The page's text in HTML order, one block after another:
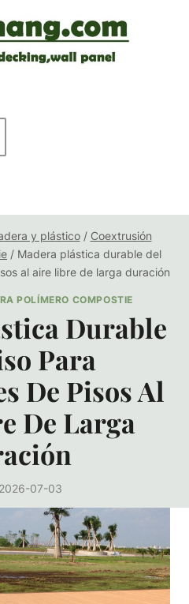
y plástico / Coextrusión
/ Madera plástica durable del
al aire libre de larga duración
POLÍMERO COMPOSTIE
Durable
Para
De Pisos Al
De Larga
2026-07-03